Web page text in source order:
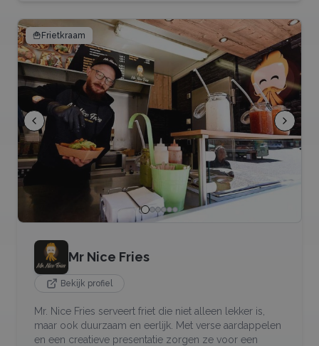
🍟Frietkraam
Mr Nice Fries
Bekijk profiel
Mr. Nice Fries serveert friet die niet alleen lekker is,
maar ook duurzaam en eerlijk. Met verse aardappelen
en een creatieve presentatie zorgen ze voor een